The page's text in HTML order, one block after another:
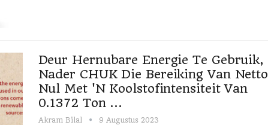
Deur Hernubare Energie Te Gebruik,
Nader CHUK Die Bereiking Van Netto
Nul Met 'n Koolstofintensiteit Van
0.1372 Ton ...
Akram Bilal 9 Augustus 2023